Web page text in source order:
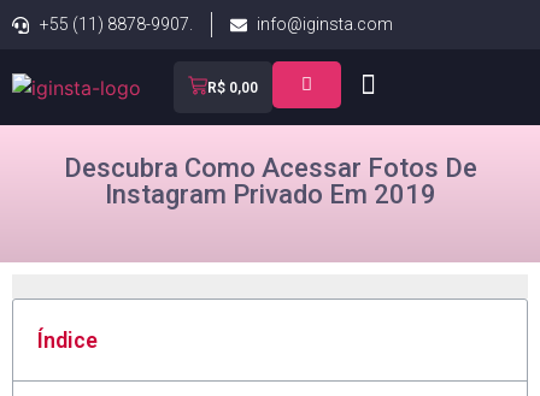
+55 (11) 8878-9907. info@iginsta.com
R$ 0,00
Descubra Como Acessar Fotos De
Instagram Privado Em 2019
Índice